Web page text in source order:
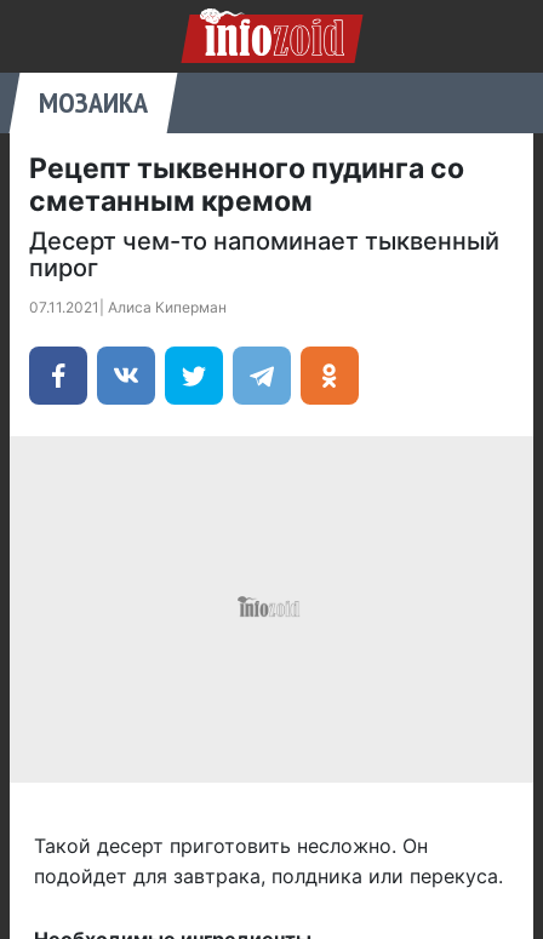
МОЗАИКА
Рецепт тыквенного пудинга со
сметанным кремом
Десерт чем-то напоминает тыквенный
пирог
07.11.2021 Алиса Киперман
Такой десерт приготовить несложно. Он
подойдет для завтрака, полдника или перекуса.